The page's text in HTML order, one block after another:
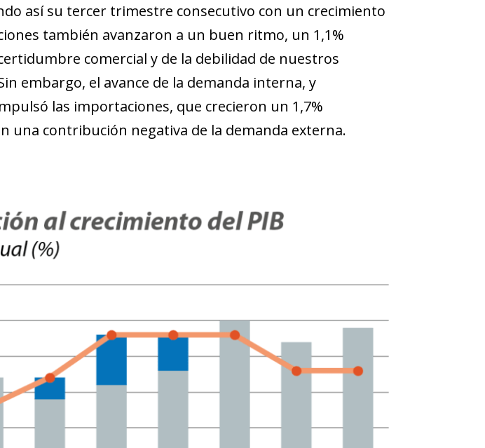
así su tercer trimestre consecutivo con un crecimiento
también avanzaron a un buen ritmo, un 1,1%
comercial y de la debilidad de nuestros
embargo, el avance de la demanda interna, y
las importaciones, que crecieron un 1,7%
una contribución negativa de la demanda externa.